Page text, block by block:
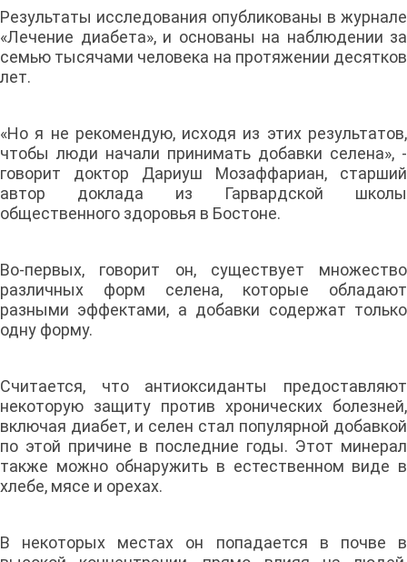
Результаты исследования опубликованы в журнале
«Лечение диабета», и основаны на наблюдении за
семью тысячами человека на протяжении десятков
лет.
«Но я не рекомендую, исходя из этих результатов,
чтобы люди начали принимать добавки селена», -
говорит доктор Дариуш Мозаффариан, старший
автор доклада из Гарвардской школы
общественного здоровья в Бостоне.
Во-первых, говорит он, существует множество
различных форм селена, которые обладают
разными эффектами, а добавки содержат только
одну форму.
Считается, что антиоксиданты предоставляют
некоторую защиту против хронических болезней,
включая диабет, и селен стал популярной добавкой
по этой причине в последние годы. Этот минерал
также можно обнаружить в естественном виде в
хлебе, мясе и орехах.
В некоторых местах он попадается в почве в